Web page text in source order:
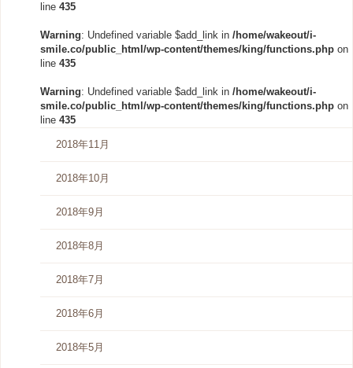
line 435
Warning: Undefined variable $add_link in /home/wakeout/i-
smile.co/public_html/wp-content/themes/king/functions.php on
line 435
Warning: Undefined variable $add_link in /home/wakeout/i-
smile.co/public_html/wp-content/themes/king/functions.php on
line 435
2018年11月
2018年10月
2018年9月
2018年8月
2018年7月
2018年6月
2018年5月